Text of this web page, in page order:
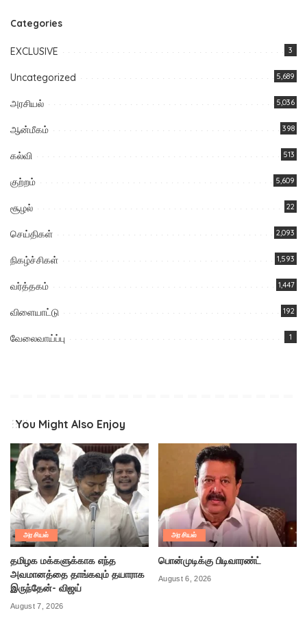
Categories
EXCLUSIVE 3
Uncategorized 5,689
அரசியல் 5,036
ஆன்மீகம் 398
கல்வி 513
குற்றம் 5,609
சூழல் 22
செய்திகள் 2,093
நிகழ்ச்சிகள் 1,593
வர்த்தகம் 1,447
விளையாட்டு 192
வேலைவாய்ப்பு 1
You Might Also Enjoy
அரசியல்
தமிழக மக்களுக்காக எந்த
அவமானத்தை தாங்கவும் தயாராக
இருந்தேன்- விஜய்
August 7, 2026
அரசியல்
பொன்முடிக்கு பிடிவாரண்ட்
August 6, 2026